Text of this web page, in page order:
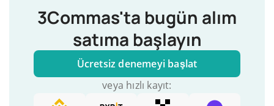
3Commas'ta bugün alım
satıma başlayın
Ücretsiz denemeyi başlat
veya hızlı kayıt: